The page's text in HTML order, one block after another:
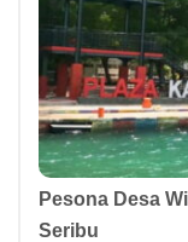
Pesona Desa
Seribu